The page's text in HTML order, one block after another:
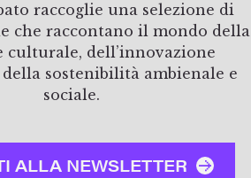
raccoglie una selezione di
che raccontano il mondo della
culturale, dell’innovazione
sostenibilità ambienale e
sociale.
ALLA NEWSLETTER